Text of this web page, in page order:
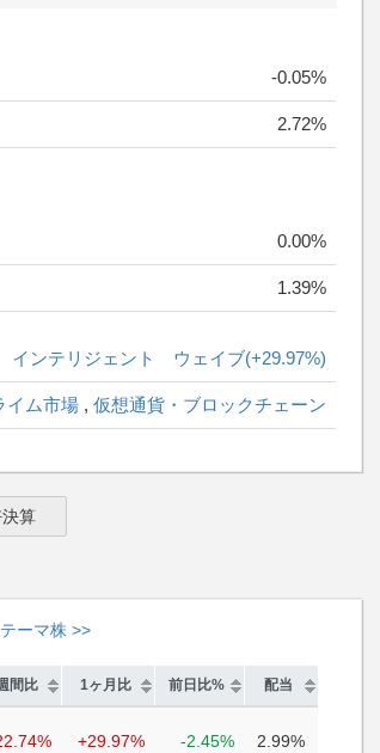
-0.05%
2.72%
0.00%
1.39%
インテリジェント ウェイブ(+29.97%)
イム市場 , 仮想通貨・ブロックチェーン
算
ーマ株 >>
間比 1ヶ月比 前日比% 配当
+29.97% -2.45% 2.99%